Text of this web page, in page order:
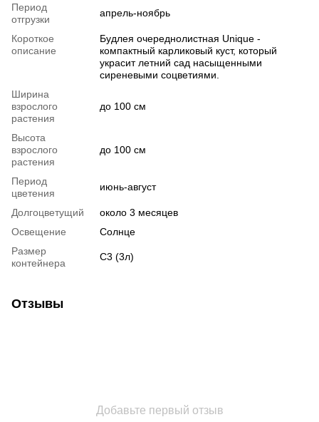
Период
отгрузки
апрель-ноябрь
Короткое
описание
Будлея очереднолистная Unique -
компактный карликовый куст, который
украсит летний сад насыщенными
сиреневыми соцветиями.
Ширина
взрослого
растения
до 100 см
Высота
взрослого
растения
до 100 см
Период
цветения
июнь-август
Долгоцветущий
около 3 месяцев
Освещение
Солнце
Размер
контейнера
С3 (3л)
Отзывы
Добавьте первый отзыв